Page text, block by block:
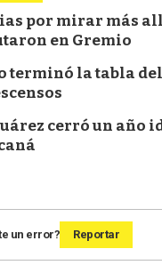
por mirar más
en Gremio
terminó la tabla
cerró un año
un error? Reportar